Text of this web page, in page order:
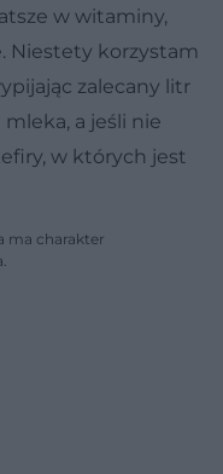
w witaminy,
Niestety korzystam
zalecany litr
a jeśli nie
w których jest
ma charakter